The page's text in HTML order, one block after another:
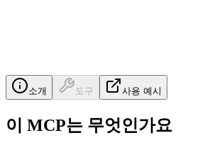
소개 도구 사용 예시
이 MCP는 무엇인가요